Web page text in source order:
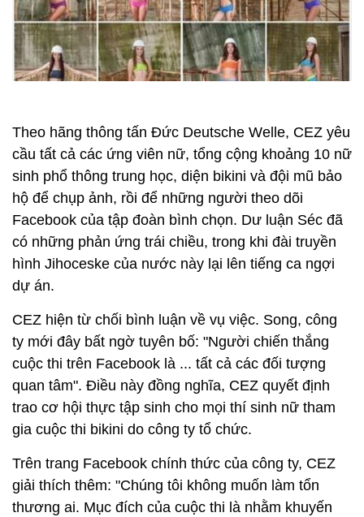
Theo hãng thông tấn Đức Deutsche Welle, CEZ yêu
cầu tất cả các ứng viên nữ, tổng cộng khoảng 10 nữ
sinh phổ thông trung học, diện bikini và đội mũ bảo
hộ để chụp ảnh, rồi để những người theo dõi
Facebook của tập đoàn bình chọn. Dư luận Séc đã
có những phản ứng trái chiều, trong khi đài truyền
hình Jihoceske của nước này lại lên tiếng ca ngợi
dự án.
CEZ hiện từ chối bình luận về vụ việc. Song, công
ty mới đây bất ngờ tuyên bố: "Người chiến thắng
cuộc thi trên Facebook là ... tất cả các đối tượng
quan tâm". Điều này đồng nghĩa, CEZ quyết định
trao cơ hội thực tập sinh cho mọi thí sinh nữ tham
gia cuộc thi bikini do công ty tổ chức.
Trên trang Facebook chính thức của công ty, CEZ
giải thích thêm: "Chúng tôi không muốn làm tổn
thương ai. Mục đích của cuộc thi là nhằm khuyến